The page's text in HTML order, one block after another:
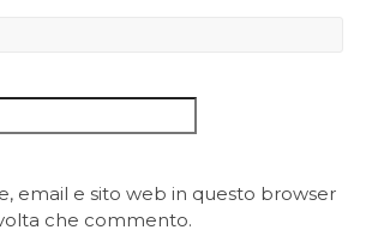
email e sito web in questo browser
che commento.